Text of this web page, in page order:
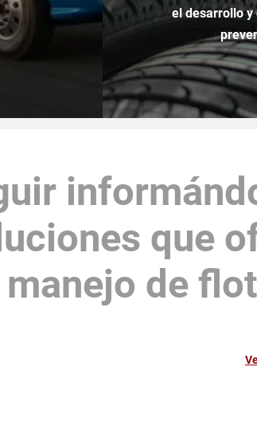
eldesarrolloy
que
de